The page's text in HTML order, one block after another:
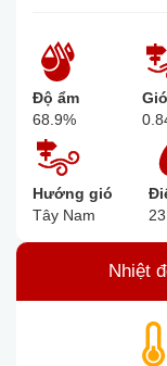
Độ ẩm
68.9%
Gió
Hướng gió
Tây Nam
Nhiệt